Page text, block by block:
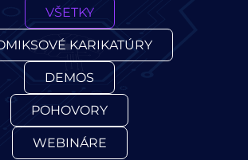
KARIKATÚRY
DEMOS
POHOVORY
WEBINÁRE
VŠETKY